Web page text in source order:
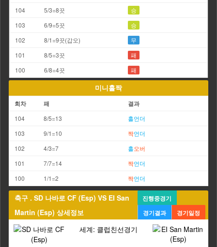
104 5/3=8끗
승
103
6/9=5끗
승
102
8/1=9끗(갑오)
무
101
8/5=3끗
패
100
6/8=4끗 패
미니홀짝
회차 패 결과
104 8/5=13 홀언더
103
9/1=10 짝언더
102
4/3=7 홀오버
101
7/7=14 짝언더
100
1/1=2 짝언더
축구 . SD 나바로 CF (Esp) VS EI San
Martin (Esp) 상세정보
진행중경기
경기결과
경기일정
세계: 클럽친선경기